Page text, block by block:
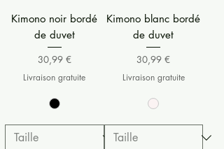
Kimono noir bordé
de duvet
Prix
30,99 €
Livraison gratuite
Kimono blanc bordé
de duvet
Prix
30,99 €
Livraison gratuite